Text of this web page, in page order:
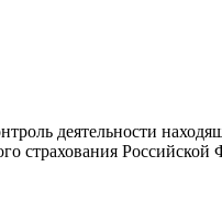
деятельности
страхования Российской